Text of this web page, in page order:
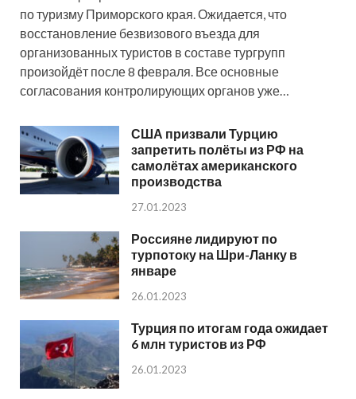
по туризму Приморского края. Ожидается, что
восстановление безвизового въезда для
организованных туристов в составе тургрупп
произойдёт после 8 февраля. Все основные
согласования контролирующих органов уже…
США призвали Турцию
запретить полёты из РФ на
самолётах американского
производства
27.01.2023
Россияне лидируют по
турпотоку на Шри-Ланку в
январе
26.01.2023
Турция по итогам года ожидает
6 млн туристов из РФ
26.01.2023